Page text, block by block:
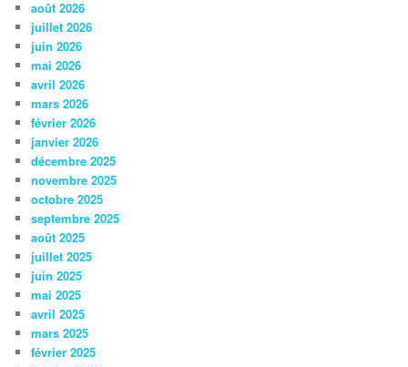
août 2026
juillet 2026
juin 2026
mai 2026
avril 2026
mars 2026
février 2026
janvier 2026
décembre 2025
novembre 2025
octobre 2025
septembre 2025
août 2025
juillet 2025
juin 2025
mai 2025
avril 2025
mars 2025
février 2025